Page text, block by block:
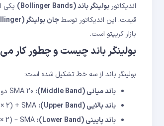
Bollinger Squeeze چقدر مطمئن است؟
بهترین تنظیمات بولینگر باند برای
آیا لمس باند بالایی به معنی فروش
بولینگر باند در کدام بازار بهترین عملکرد
اندیکاتور بولینگر باند (Bollinger Bands)
یکی
قیمت. این اندیکاتور توسطجان بولینگر (John Bollinger)
بازار کریپتو است.
بولینگر باند چیست و چطور کار
بولینگر باند از سه خط تشکیل شده است:
باند میانی (Middle Band):
باند بالایی (Upper Band):
باند پایینی (Lower Band):